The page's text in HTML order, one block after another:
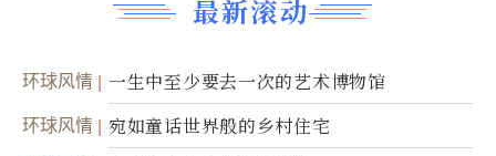
最新滚动
环球风情 一生中至少要去一次的艺术博物馆
环球风情 宛如童话世界般的乡村住宅